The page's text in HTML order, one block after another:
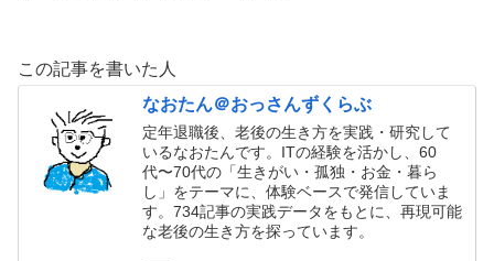
この記事を書いた人
なおたん＠おっさんずくらぶ
定年退職後、老後の生き方を実践・研究して
いるなおたんです。ITの経験を活かし、60
代〜70代の「生きがい・孤独・お金・暮ら
し」をテーマに、体験ベースで発信していま
す。734記事の実践データをもとに、再現可能
な老後の生き方を探っています。